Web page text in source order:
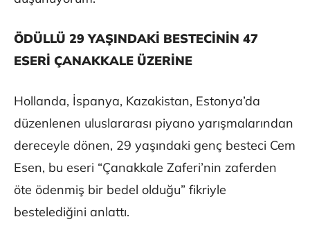
ÖDÜLLÜ 29 YAŞINDAKİ BESTECİNİN 47
ESERİ ÇANAKKALE ÜZERİNE
Hollanda, İspanya, Kazakistan, Estonya’da
düzenlenen uluslararası piyano yarışmalarından
dereceyle dönen, 29 yaşındaki genç besteci Cem
Esen, bu eseri “Çanakkale Zaferi’nin zaferden
öte ödenmiş bir bedel olduğu” fikriyle
bestelediğini anlattı.